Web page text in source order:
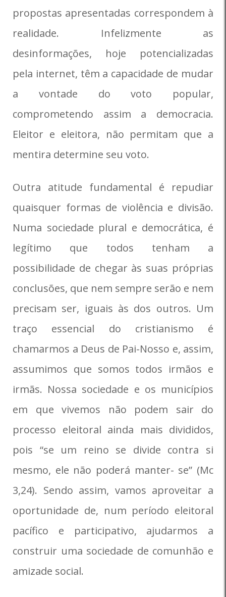
propostas apresentadas correspondem à
realidade. Infelizmente as
desinformações, hoje potencializadas
pela internet, têm a capacidade de mudar
a vontade do voto popular,
comprometendo assim a democracia.
Eleitor e eleitora, não permitam que a
mentira determine seu voto.
Outra atitude fundamental é repudiar
quaisquer formas de violência e divisão.
Numa sociedade plural e democrática, é
legítimo que todos tenham a
possibilidade de chegar às suas próprias
conclusões, que nem sempre serão e nem
precisam ser, iguais às dos outros. Um
traço essencial do cristianismo é
chamarmos a Deus de Pai-Nosso e, assim,
assumimos que somos todos irmãos e
irmãs. Nossa sociedade e os municípios
em que vivemos não podem sair do
processo eleitoral ainda mais divididos,
pois “se um reino se divide contra si
mesmo, ele não poderá manter- se” (Mc
3,24). Sendo assim, vamos aproveitar a
oportunidade de, num período eleitoral
pacífico e participativo, ajudarmos a
construir uma sociedade de comunhão e
amizade social.